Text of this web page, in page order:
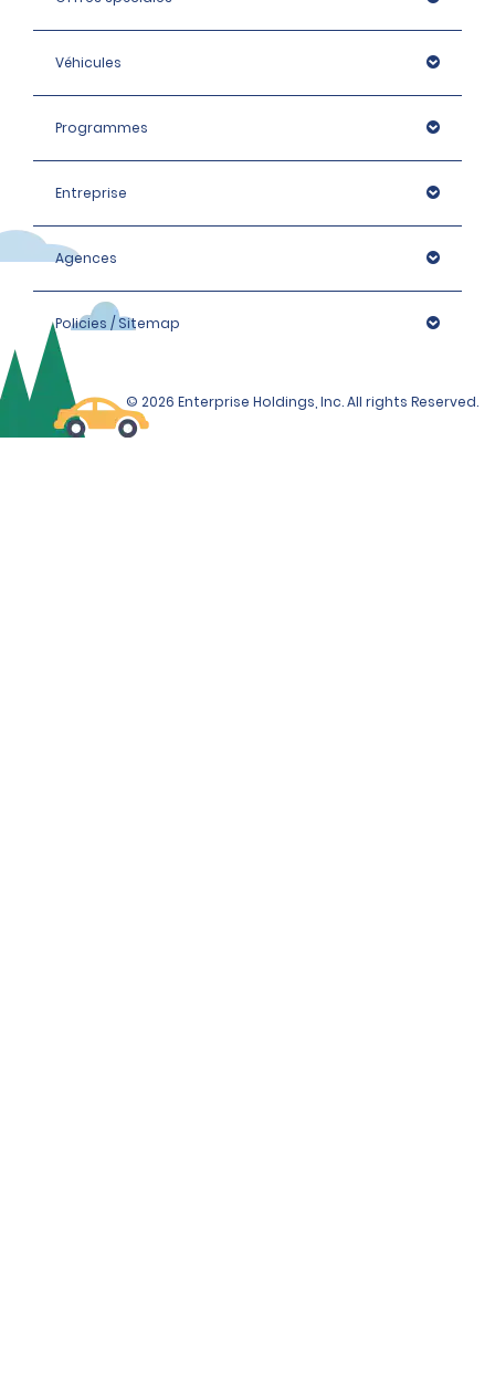
Véhicules
Programmes
Entreprise
Agences
Policies / Sitemap
© 2026 Enterprise Holdings, Inc. All rights Reserved.